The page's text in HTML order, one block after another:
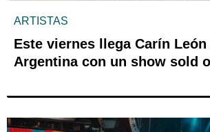
ARTISTAS
Este viernes llega Carín León
Argentina con un show sold